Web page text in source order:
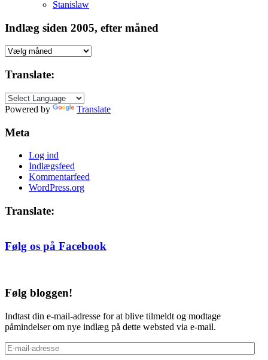
Stanislaw
Indlæg siden 2005, efter måned
Indlæg
2005,
måned
Translate:
Powered by Translate
Meta
Log ind
Indlægsfeed
Kommentarfeed
WordPress.org
Translate:
Følg os på Facebook
Følg bloggen!
Indtast din e-mail-adresse for at blive tilmeldt og modtage
påmindelser om nye indlæg på dette websted via e-mail.
E-
mail-